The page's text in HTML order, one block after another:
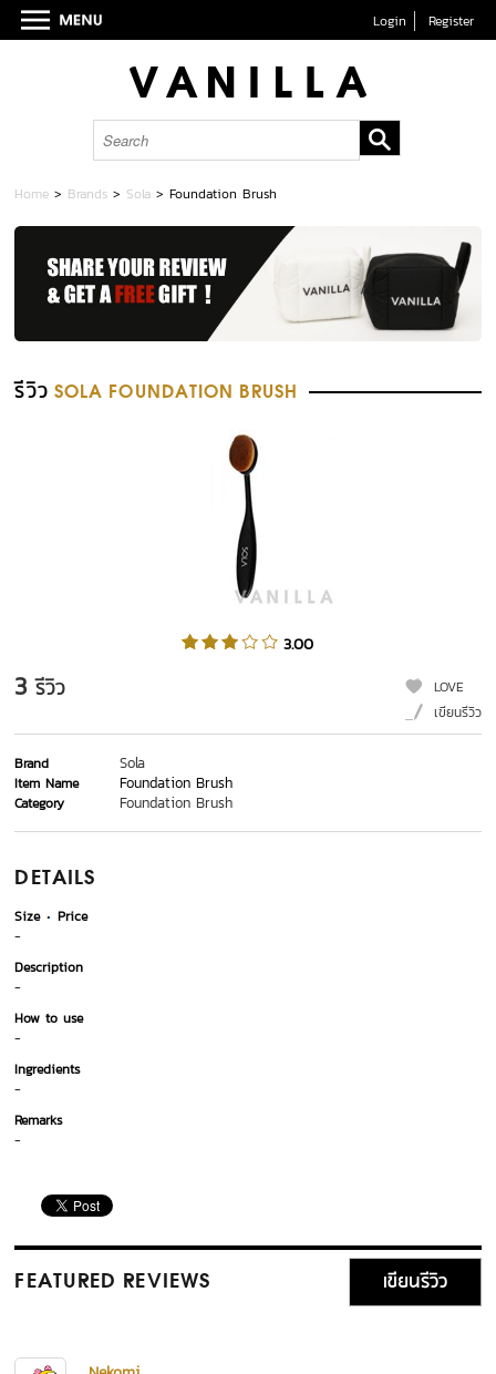
Login Register
Home > Brands > Sola >Foundation Brush
รีวิว SOLA FOUNDATION BRUSH
3.00
3 รีวิว
LOVE
เขียนรีวิว
Brand Sola
Item Name Foundation Brush
Category Foundation Brush
DETAILS
Size
Price
-
Description
-
How to use
-
Ingredients
-
Remarks
-
FEATURED REVIEWS เขียนรีวิว